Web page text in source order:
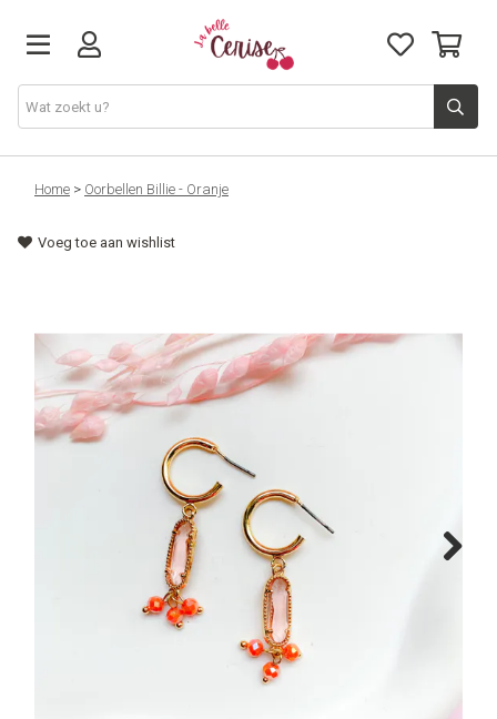
Just arrived
Juwelen & Accessoires
Lifestyle & Gifts
Cadeaubon
Home > Oorbellen Billie - Oranje
Voeg toe aan wishlist